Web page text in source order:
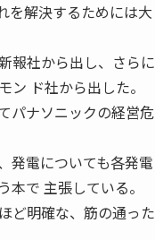
を解決するためには大
報社から出し、さらに
ド社から出した。
パナソニックの経営危
発電についても各発電
で 主張している。
明確な、筋の通った